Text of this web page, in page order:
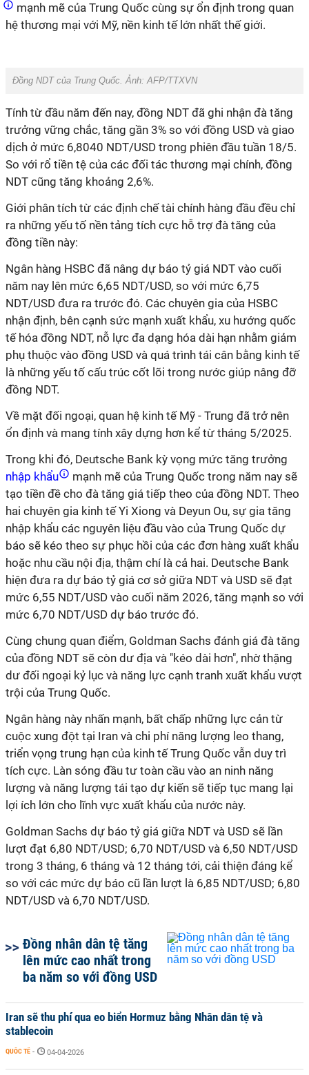
mạnh mẽ của Trung Quốc cùng sự ổn định trong quan
hệ thương mại với Mỹ, nền kinh tế lớn nhất thế giới.
Đồng NDT của Trung Quốc. Ảnh: AFP/TTXVN
Tính từ đầu năm đến nay, đồng NDT đã ghi nhận đà tăng
trưởng vững chắc, tăng gần 3% so với đồng USD và giao
dịch ở mức 6,8040 NDT/USD trong phiên đầu tuần 18/5.
So với rổ tiền tệ của các đối tác thương mại chính, đồng
NDT cũng tăng khoảng 2,6%.
Giới phân tích từ các định chế tài chính hàng đầu đều chỉ
ra những yếu tố nền tảng tích cực hỗ trợ đà tăng của
đồng tiền này:
Ngân hàng HSBC đã nâng dự báo tỷ giá NDT vào cuối
năm nay lên mức 6,65 NDT/USD, so với mức 6,75
NDT/USD đưa ra trước đó. Các chuyên gia của HSBC
nhận định, bên cạnh sức mạnh xuất khẩu, xu hướng quốc
tế hóa đồng NDT, nỗ lực đa dạng hóa dài hạn nhằm giảm
phụ thuộc vào đồng USD và quá trình tái cân bằng kinh tế
là những yếu tố cấu trúc cốt lõi trong nước giúp nâng đỡ
đồng NDT.
Về mặt đối ngoại, quan hệ kinh tế Mỹ - Trung đã trở nên
ổn định và mang tính xây dựng hơn kể từ tháng 5/2025.
Trong khi đó, Deutsche Bank kỳ vọng mức tăng trưởng
nhập khẩu
mạnh mẽ của Trung Quốc trong năm nay sẽ
tạo tiền đề cho đà tăng giá tiếp theo của đồng NDT. Theo
hai chuyên gia kinh tế Yi Xiong và Deyun Ou, sự gia tăng
nhập khẩu các nguyên liệu đầu vào của Trung Quốc dự
báo sẽ kéo theo sự phục hồi của các đơn hàng xuất khẩu
hoặc nhu cầu nội địa, thậm chí là cả hai. Deutsche Bank
hiện đưa ra dự báo tỷ giá cơ sở giữa NDT và USD sẽ đạt
mức 6,55 NDT/USD vào cuối năm 2026, tăng mạnh so với
mức 6,70 NDT/USD dự báo trước đó.
Cùng chung quan điểm, Goldman Sachs đánh giá đà tăng
của đồng NDT sẽ còn dư địa và "kéo dài hơn", nhờ thặng
dư đối ngoại kỷ lục và năng lực cạnh tranh xuất khẩu vượt
trội của Trung Quốc.
Ngân hàng này nhấn mạnh, bất chấp những lực cản từ
cuộc xung đột tại Iran và chi phí năng lượng leo thang,
triển vọng trung hạn của kinh tế Trung Quốc vẫn duy trì
tích cực. Làn sóng đầu tư toàn cầu vào an ninh năng
lượng và năng lượng tái tạo dự kiến sẽ tiếp tục mang lại
lợi ích lớn cho lĩnh vực xuất khẩu của nước này.
Goldman Sachs dự báo tỷ giá giữa NDT và USD sẽ lần
lượt đạt 6,80 NDT/USD; 6,70 NDT/USD và 6,50 NDT/USD
trong 3 tháng, 6 tháng và 12 tháng tới, cải thiện đáng kể
so với các mức dự báo cũ lần lượt là 6,85 NDT/USD; 6,80
NDT/USD và 6,70 NDT/USD.
Đồng nhân dân tệ tăng
lên mức cao nhất trong
ba năm so với đồng USD
Iran sẽ thu phí qua eo biển Hormuz bằng Nhân dân tệ và
stablecoin
QUỐC TẾ - 04-04-2026